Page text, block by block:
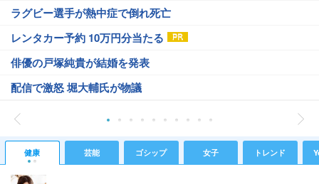
ラグビー選手が熱中症で倒れ死亡
レンタカー予約 10万円分当たる
俳優の戸塚純貴が結婚を発表
配信で激怒 堀大輔氏が物議
健康 芸能 ゴシップ 女子 トレンド